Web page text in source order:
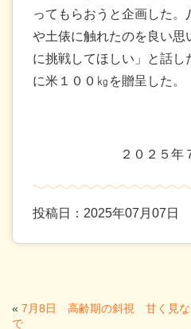
ってもらおうと企画した
や土俵に触れたのを良い思
に挑戦してほしい」と話し
に米１００㎏を贈呈した。
２０２５
投稿日：2025年07月07日
« 7月8日 高齢期の斜視 甘く見
で